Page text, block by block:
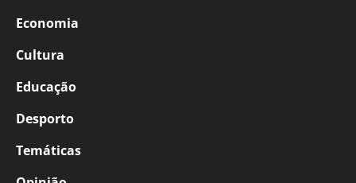
Economia
Cultura
Educação
Desporto
Temáticas